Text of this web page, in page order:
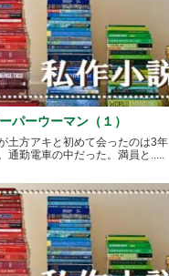
パーウーマン（１）
土方アキと初めて会ったのは3年
通勤電車の中だった。満員と.....